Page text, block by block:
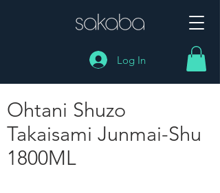
Log In
Ohtani Shuzo
Takaisami Junmai-Shu
1800ML